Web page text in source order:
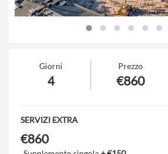
Giorni
4
Prezzo
€860
SERVIZI EXTRA
€860